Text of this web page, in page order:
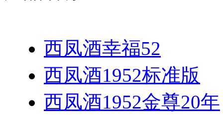
西凤酒幸福52
西凤酒1952标准版
西凤酒1952金尊20年